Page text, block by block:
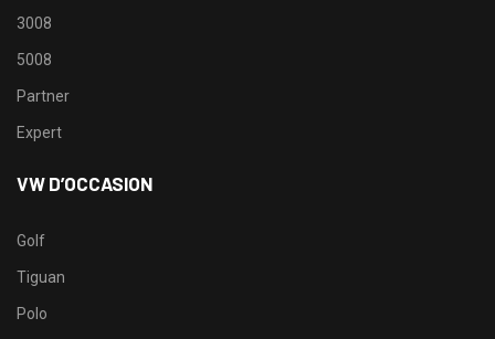
3008
5008
Partner
Expert
VW D’OCCASION
Golf
Tiguan
Polo